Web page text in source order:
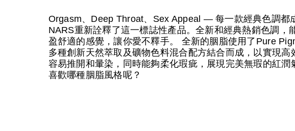
Orgasm、Deep Throat、Sex Appeal — 每一款經典色調都
NARS重新詮釋了這一標誌性產品。全新和經典熱銷色調，
盈舒適的感覺，讓你愛不釋手。 全新的胭脂使用了Pure
多種創新天然萃取及礦物色料混合配方結合而成，以實現高
容易推開和暈染，同時能夠柔化瑕疵，展現完美無瑕的紅潤
喜歡哪種胭脂風格呢？